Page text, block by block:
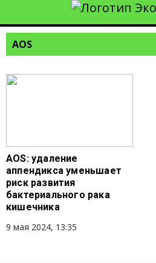
AОS
AОS: удаление
аппендикса уменьшает
риск развития
бактериального рака
кишечника
9 мая 2024, 13:35